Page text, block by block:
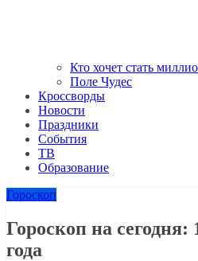
Кто хочет стать
Поле Чудес
Кроссворды
Новости
Праздники
События
ТВ
Образование
Гороскоп
Гороскоп на сегодня:
года